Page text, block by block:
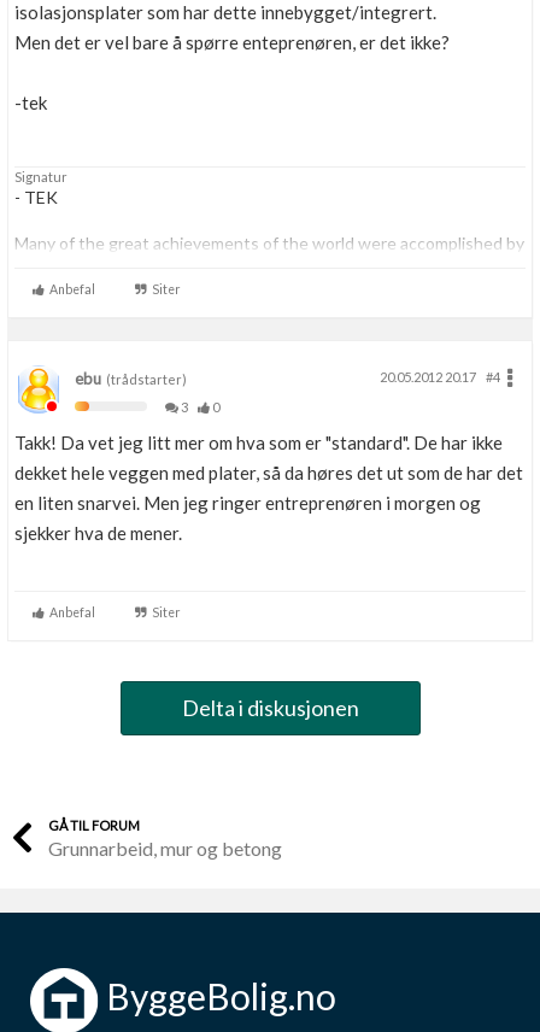
isolasjonsplater som har dette innebygget/integrert.
Men det er vel bare å spørre enteprenøren, er det ikke?
-tek
Signatur
- TEK
Many of the great achievements of the world were accomplished by
Anbefal Siter
ebu (trådstarter) 20.05.2012 20.17
#4
3
0
Takk! Da vet jeg litt mer om hva som er "standard". De har ikke
dekket hele veggen med plater, så da høres det ut som de har det
en liten snarvei. Men jeg ringer entreprenøren i morgen og
sjekker hva de mener.
Anbefal Siter
Delta i diskusjonen
GÅ TIL FORUM
Grunnarbeid, mur og betong
ByggeBolig.no